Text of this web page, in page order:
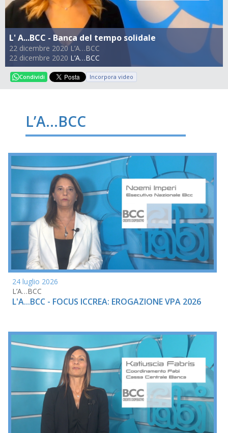
L' A...BCC - Banca del tempo solidale
22 dicembre 2020 L’A…BCC
22 dicembre 2020 L’A…BCC
Condividi Incorpora video
L’A…BCC
24 luglio 2026
L’A…BCC
L'A...BCC - FOCUS ICCREA: EROGAZIONE VPA 2026